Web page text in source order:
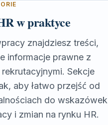
w praktyce
znajdziesz treści,
informacje prawne z
Sekcje
aby łatwo przejść od
do wskazówek
i zmian na rynku HR.